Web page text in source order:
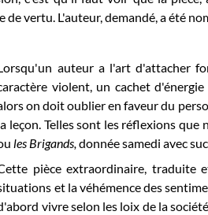
de vertu. L'auteur, demandé, a été
auteur a l'art d'attacher
violent, un cachet
on doit oublier en faveur du
leçon. Telles sont les réflexions que
les Brigands,donnée samedi avec
pièce extraordinaire, traduite
et la véhémence des
vivre selon les loix de la